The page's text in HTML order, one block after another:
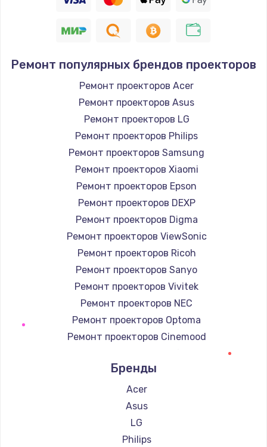
Ремонт популярных брендов проекторов
Ремонт проекторов Acer
Ремонт проекторов Asus
Ремонт проекторов LG
Ремонт проекторов Philips
Ремонт проекторов Samsung
Ремонт проекторов Xiaomi
Ремонт проекторов Epson
Ремонт проекторов DEXP
Ремонт проекторов Digma
Ремонт проекторов ViewSonic
Ремонт проекторов Ricoh
Ремонт проекторов Sanyo
Ремонт проекторов Vivitek
Ремонт проекторов NEC
Ремонт проекторов Optoma
Ремонт проекторов Cinemood
Ремонт проекторов Barco
Ремонт проекторов Xgimi
Ремонт проекторов Canon
Ремонт проекторов JVC
Ремонт проекторов Casio
Бренды
Acer
Asus
LG
Philips